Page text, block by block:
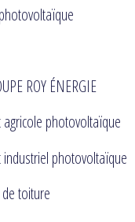
ROY ÉNERGIE
agricole photovoltaïque
industriel photovoltaïque
toiture